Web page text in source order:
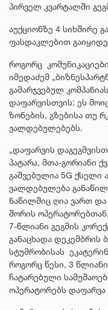
პირველ კვარტალში
აუქციონზე 4 სიხშირე
ფასდაკლებით
როგორც
იმედაძემ
გამარჯვებულ
დაფარვისთვის: ეს
ზონების, გზებისა თუ
ვალდებულებებს.
„დაფარვის
პატარა, მთა-გორიანი
გაშვებულია 5G ქსელი
ვალდებულება
ნაწილშიც ღია ვართ
შორის
7-წლიანი გეგმის
განაცხადა დეკემბრის
სტუმრობისას
როგორც წესი, 3
ჩატარებული
ოპერატორებს